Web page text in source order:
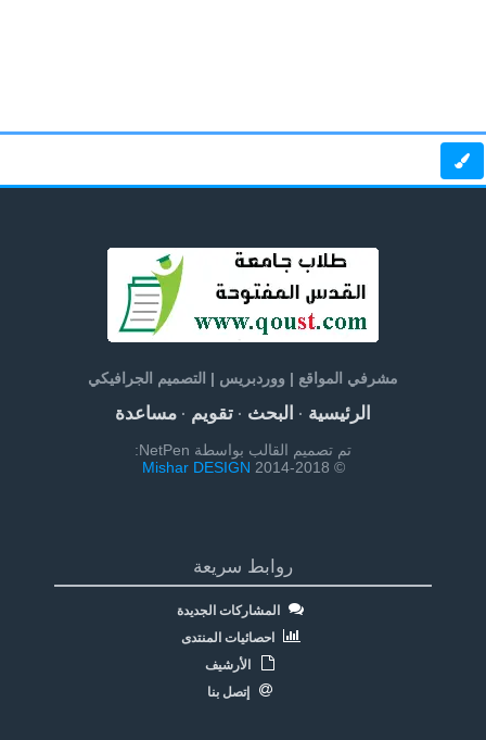
مشرفي المواقع | ووردبريس | التصميم الجرافيكي
الرئيسية· البحث· تقويم· مساعدة
تم تصميم القالب بواسطة NetPen:
© 2014-2018
Mishar DESIGN
روابط سريعة
المشاركات الجديدة
احصائيات المنتدى
الأرشيف
إتصل بنا